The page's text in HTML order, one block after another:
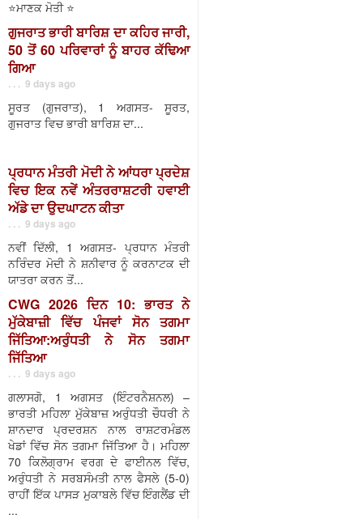
⭐️ਮਾਣਕ ਮੋਤੀ ⭐️
ਗੁਜਰਾਤ ਭਾਰੀ ਬਾਰਿਸ਼ ਦਾ ਕਹਿਰ ਜਾਰੀ,
50 ਤੋਂ 60 ਪਰਿਵਾਰਾਂ ਨੂੰ ਬਾਹਰ ਕੱਢਿਆ
ਗਿਆ
. . . 9 days ago
ਸੂਰਤ (ਗੁਜਰਾਤ), 1 ਅਗਸਤ- ਸੂਰਤ,
ਗੁਜਰਾਤ ਵਿਚ ਭਾਰੀ ਬਾਰਿਸ਼ ਦਾ...
ਪ੍ਰਧਾਨ ਮੰਤਰੀ ਮੋਦੀ ਨੇ ਆਂਧਰਾ ਪ੍ਰਦੇਸ਼
ਵਿਚ ਇਕ ਨਵੇਂ ਅੰਤਰਰਾਸ਼ਟਰੀ ਹਵਾਈ
ਅੱਡੇ ਦਾ ਉਦਘਾਟਨ ਕੀਤਾ
. . . 9 days ago
ਨਵੀਂ ਦਿੱਲੀ, 1 ਅਗਸਤ- ਪ੍ਰਧਾਨ ਮੰਤਰੀ
ਨਰਿੰਦਰ ਮੋਦੀ ਨੇ ਸ਼ਨੀਵਾਰ ਨੂੰ ਕਰਨਾਟਕ ਦੀ
ਯਾਤਰਾ ਕਰਨ ਤੋਂ...
CWG 2026 ਦਿਨ 10: ਭਾਰਤ ਨੇ
ਮੁੱਕੇਬਾਜ਼ੀ ਵਿੱਚ ਪੰਜਵਾਂ ਸੋਨ ਤਗਮਾ
ਜਿੱਤਿਆ:ਅਰੁੰਧਤੀ ਨੇ ਸੋਨ ਤਗਮਾ
ਜਿੱਤਿਆ
. . . 9 days ago
ਗਲਾਸਗੋ, 1 ਅਗਸਤ (ਇੰਟਰਨੈਸ਼ਨਲ) –
ਭਾਰਤੀ ਮਹਿਲਾ ਮੁੱਕੇਬਾਜ਼ ਅਰੁੰਧਤੀ ਚੌਧਰੀ ਨੇ
ਸ਼ਾਨਦਾਰ ਪ੍ਰਦਰਸ਼ਨ ਨਾਲ ਰਾਸ਼ਟਰਮੰਡਲ
ਖੇਡਾਂ ਵਿੱਚ ਸੋਨ ਤਗਮਾ ਜਿੱਤਿਆ ਹੈ। ਮਹਿਲਾ
70 ਕਿਲੋਗ੍ਰਾਮ ਵਰਗ ਦੇ ਫਾਈਨਲ ਵਿੱਚ,
ਅਰੁੰਧਤੀ ਨੇ ਸਰਬਸੰਮਤੀ ਨਾਲ ਫੈਸਲੇ (5-0)
ਰਾਹੀਂ ਇੱਕ ਪਾਸੜ ਮੁਕਾਬਲੇ ਵਿੱਚ ਇੰਗਲੈਂਡ ਦੀ
...